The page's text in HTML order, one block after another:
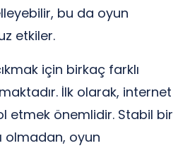
bu da oyun
etkiler.
için birkaç farklı
İlk olarak, internet
etmek önemlidir. Stabil bir
olmadan, oyun